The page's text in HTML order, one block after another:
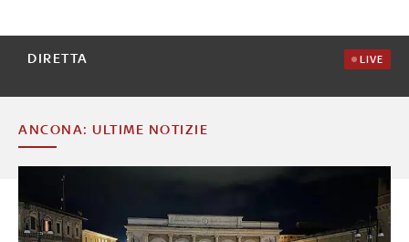
DIRETTA LIVE
ANCONA: ULTIME NOTIZIE